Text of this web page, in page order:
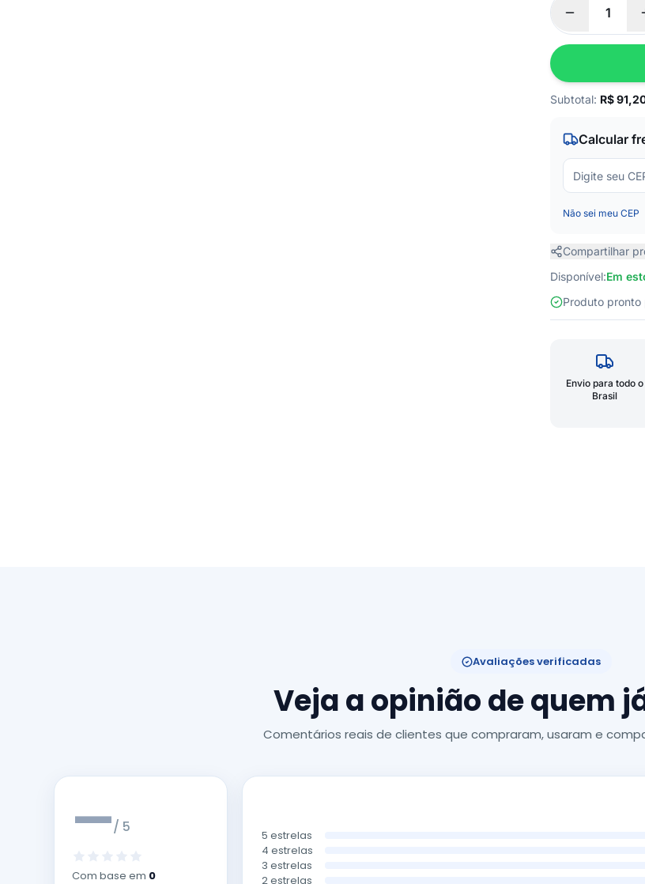
Subtotal: R$
Calcular
Não sei meu CEP
Compartilhar
Disponível:Em
Produto
Envio para todo o
Brasil
Avaliações verificadas
Veja a opinião de quem
Comentários reais de clientes que compraram, usaram e
—/ 5
Com base em 0
5 estrelas
4 estrelas
3 estrelas
2 estrelas